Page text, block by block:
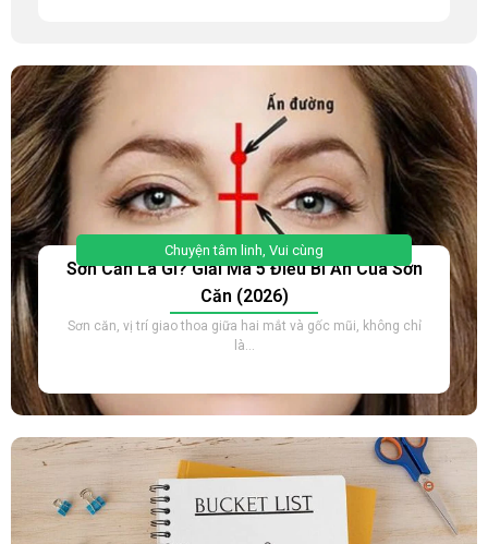
Chuyện tâm linh Vui cùng
Sơn Căn Là Gì? Giải Mã 5 Điều Bí Ẩn Của Sơn
Căn (2026)
Sơn căn, vị trí giao thoa giữa hai mắt và gốc mũi, không chỉ
là...